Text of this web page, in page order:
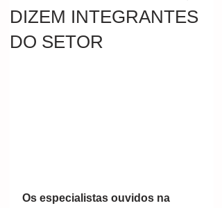
DIZEM INTEGRANTES
DO SETOR
Os especialistas ouvidos na